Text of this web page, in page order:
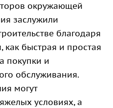
окружающей
заслужили
благодаря
быстрая и простая
покупки и
обслуживания.
могут
условиях, а